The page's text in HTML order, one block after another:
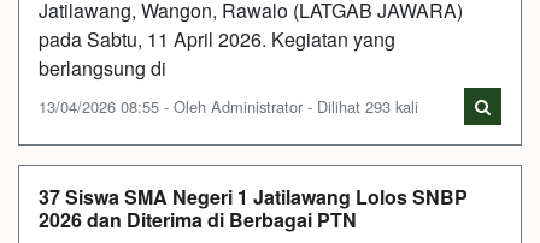
Jatilawang, Wangon, Rawalo (LATGAB JAWARA)
pada Sabtu, 11 April 2026. Kegiatan yang
berlangsung di
13/04/2026 08:55 - Oleh Administrator - Dilihat 293 kali
37 Siswa SMA Negeri 1 Jatilawang Lolos SNBP
2026 dan Diterima di Berbagai PTN